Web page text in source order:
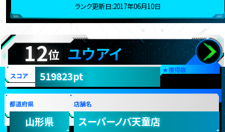
ランク更新日:2017年06月10日
12位 ユウアイ
★獲得数
スコア 519823pt
都道府県
山形県
店舗名
スーパーノバ天童店